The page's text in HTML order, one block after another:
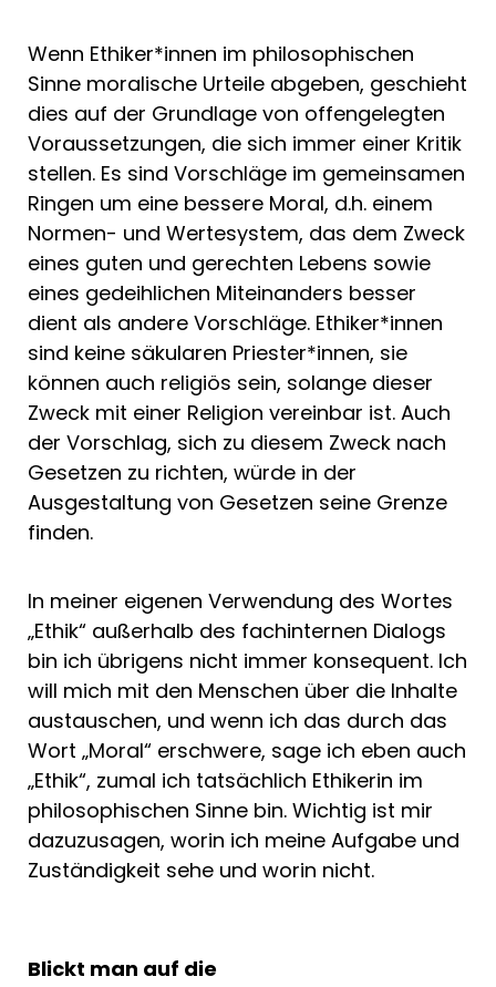
Wenn Ethiker*innen im philosophischen
Sinne moralische Urteile abgeben, geschieht
dies auf der Grundlage von offengelegten
Voraussetzungen, die sich immer einer Kritik
stellen. Es sind Vorschläge im gemeinsamen
Ringen um eine bessere Moral, d.h. einem
Normen- und Wertesystem, das dem Zweck
eines guten und gerechten Lebens sowie
eines gedeihlichen Miteinanders besser
dient als andere Vorschläge. Ethiker*innen
sind keine säkularen Priester*innen, sie
können auch religiös sein, solange dieser
Zweck mit einer Religion vereinbar ist. Auch
der Vorschlag, sich zu diesem Zweck nach
Gesetzen zu richten, würde in der
Ausgestaltung von Gesetzen seine Grenze
finden.
In meiner eigenen Verwendung des Wortes
„Ethik“ außerhalb des fachinternen Dialogs
bin ich übrigens nicht immer konsequent. Ich
will mich mit den Menschen über die Inhalte
austauschen, und wenn ich das durch das
Wort „Moral“ erschwere, sage ich eben auch
„Ethik“, zumal ich tatsächlich Ethikerin im
philosophischen Sinne bin. Wichtig ist mir
dazuzusagen, worin ich meine Aufgabe und
Zuständigkeit sehe und worin nicht.
Blickt man auf die